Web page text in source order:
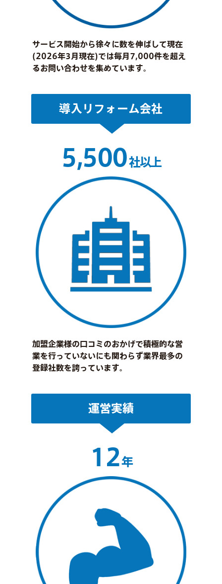
サービス開始から徐々に数を伸ばして現在
(2026年3月現在)では毎月7,000件を超え
るお問い合わせを集めています。
導入リフォーム会社
5,500社以上
加盟企業様の口コミのおかげで積極的な営
業を行っていないにも関わらず業界最多の
登録社数を誇っています。
運営実績
12年